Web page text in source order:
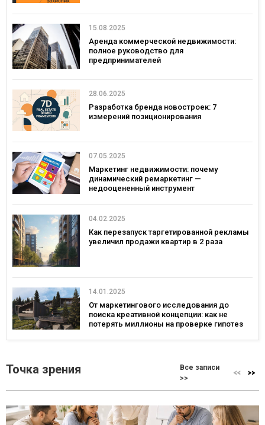
15.08.2025
Аренда коммерческой недвижимости:
полное руководство для
предпринимателей
28.06.2025
Разработка бренда новостроек: 7
измерений позиционирования
07.05.2025
Маркетинг недвижимости: почему
динамический ремаркетинг —
недооцененный инструмент
04.02.2025
Как перезапуск таргетированной рекламы
увеличил продажи квартир в 2 раза
14.01.2025
От маркетингового исследования до
поиска креативной концепции: как не
потерять миллионы на проверке гипотез
Точка зрения
Все записи
>>